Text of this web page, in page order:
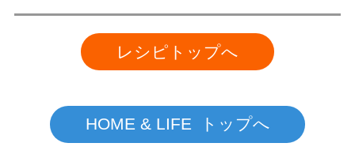
レシピトップへ
HOME & LIFE トップへ